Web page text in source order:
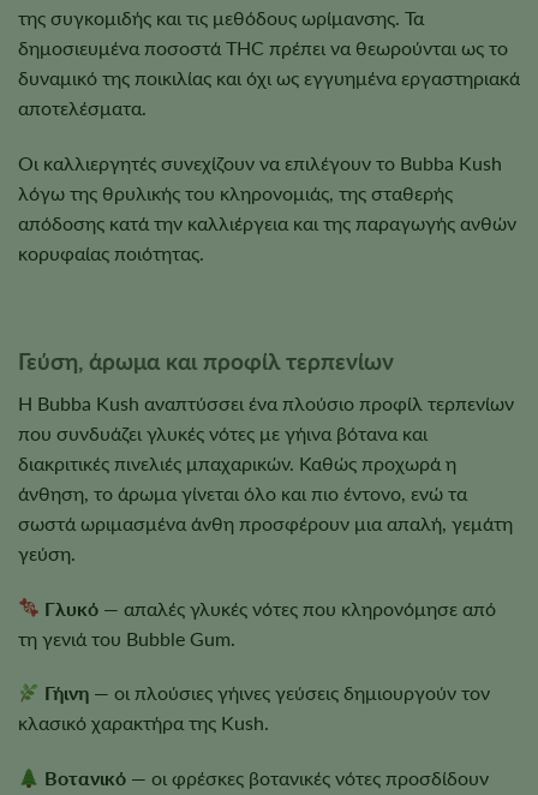
της συγκομιδής και τις μεθόδους ωρίμανσης. Τα
δημοσιευμένα ποσοστά THC πρέπει να θεωρούνται ως το
δυναμικό της ποικιλίας και όχι ως εγγυημένα εργαστηριακά
αποτελέσματα.
Οι καλλιεργητές συνεχίζουν να επιλέγουν το Bubba Kush
λόγω της θρυλικής του κληρονομιάς, της σταθερής
απόδοσης κατά την καλλιέργεια και της παραγωγής ανθών
κορυφαίας ποιότητας.
Γεύση, άρωμα και προφίλ τερπενίων
Η Bubba Kush αναπτύσσει ένα πλούσιο προφίλ τερπενίων
που συνδυάζει γλυκές νότες με γήινα βότανα και
διακριτικές πινελιές μπαχαρικών. Καθώς προχωρά η
άνθηση, το άρωμα γίνεται όλο και πιο έντονο, ενώ τα
σωστά ωριμασμένα άνθη προσφέρουν μια απαλή, γεμάτη
γεύση.
Γλυκό — απαλές γλυκές νότες που κληρονόμησε από
τη γενιά του Bubble Gum.
Γήινη — οι πλούσιες γήινες γεύσεις δημιουργούν τον
κλασικό χαρακτήρα της Kush.
Βοτανικό — οι φρέσκες βοτανικές νότες προσδίδουν